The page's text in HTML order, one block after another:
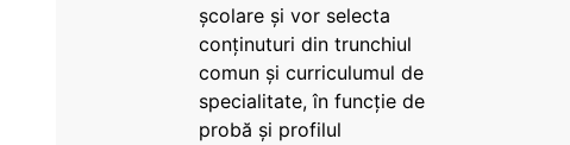
școlare și vor selecta
conținuturi din trunchiul
comun și curriculumul de
specialitate, în funcție de
probă și profilul